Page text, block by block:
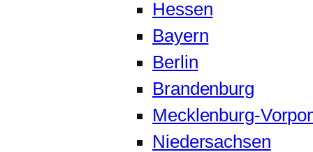
Hessen
Bayern
Berlin
Brandenburg
Mecklenburg-
Niedersachsen